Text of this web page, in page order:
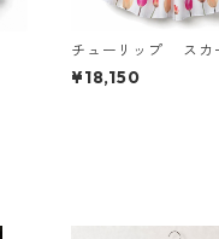
チューリップ スカ
¥18,150